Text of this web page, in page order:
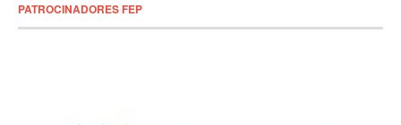
PATROCINADORES FEP